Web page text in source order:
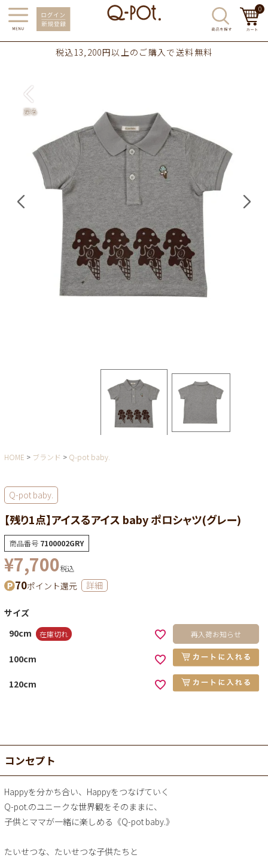
0
税込13,200円以上のご購入で送料無料
HOME ブランド Q-pot baby.
Q-pot baby.
【残り1点】アイスるアイス baby ポロシャツ(グレー)
商品番号 7100002GRY
¥7,700税込
70ポイント還元 詳細
サイズ
90cm
在庫切れ 再入荷お知らせ
100cm
120cm
コンセプト
Happyを分かち合い、Happyをつなげていく
Q-pot.のユニークな世界観をそのままに、
子供とママが一緒に楽しめる《Q-pot baby.》
たいせつな、たいせつな子供たちと